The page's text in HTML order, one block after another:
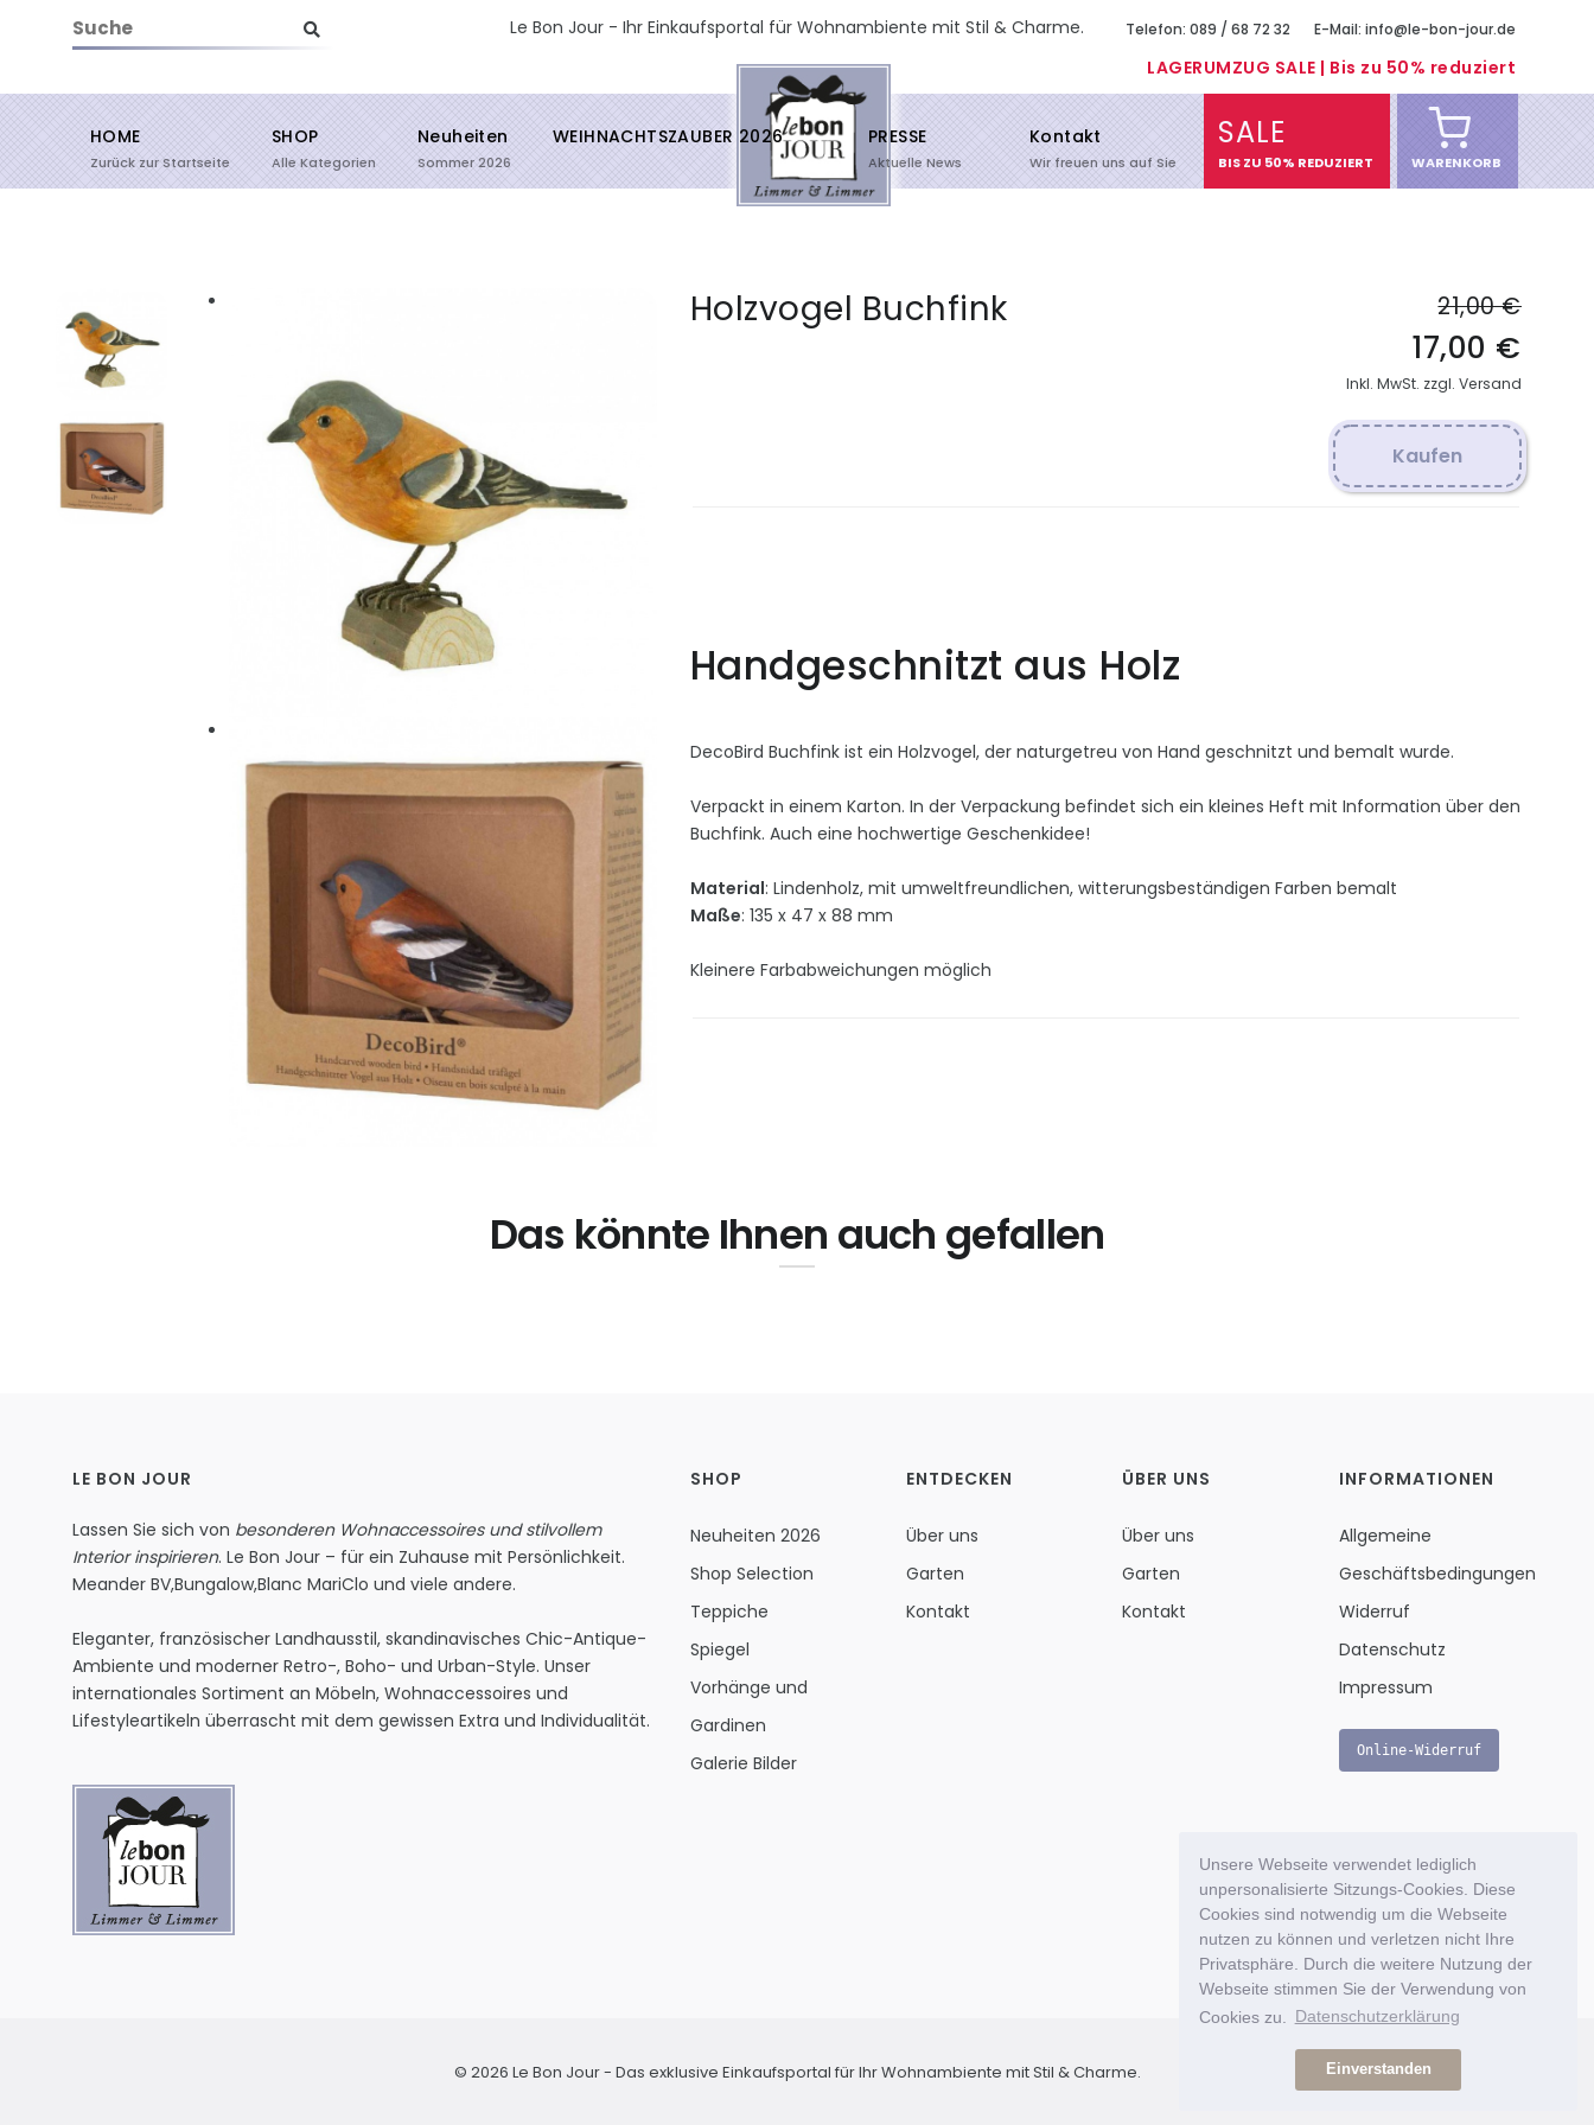
Unsere Webseite verwendet lediglich
unpersonalisierte Sitzungs-Cookies. Diese
Cookies sind notwendig um die Webseite
nutzen zu können und verletzen nicht Ihre
Privatsphäre. Durch die weitere Nutzung der
Webseite stimmen Sie der Verwendung von
Cookies zu.
Datenschutzerklärung
Einverstanden
Le Bon Jour - Ihr Einkaufsportal für Wohnambiente mit Stil & Charme.
Suche starten
Telefon: 089 / 68 72 32 E-Mail: info@le-bon-jour.de
LAGERUMZUG SALE | Bis zu 50% reduziert
HOME
Zurück zur Startseite
SHOP
Alle Kategorien
Neuheiten
Sommer 2026
WEIHNACHTSZAUBER 2026 PRESSE
Aktuelle News
Kontakt
Wir freuen uns auf Sie
SALE
BIS ZU 50% REDUZIERT WARENKORB
Holzvogel Buchfink 21,00 €
17,00 €
Inkl. MwSt. zzgl. Versand
Kaufen
Handgeschnitzt aus Holz
DecoBird Buchfink ist ein Holzvogel, der naturgetreu von Hand geschnitzt und bemalt wurde.
Verpackt in einem Karton. In der Verpackung befindet sich ein kleines Heft mit Information über den
Buchfink. Auch eine hochwertige Geschenkidee!
Material: Lindenholz, mit umweltfreundlichen, witterungsbeständigen Farben bemalt
Maße: 135 x 47 x 88 mm
Kleinere Farbabweichungen möglich
Das könnte Ihnen auch gefallen
LE BON JOUR
Lassen Sie sich von besonderen Wohnaccessoires und stilvollem
Interior inspirieren. Le Bon Jour – für ein Zuhause mit Persönlichkeit.
Meander BV,Bungalow,Blanc MariClo und viele andere.
Eleganter, französischer Landhausstil, skandinavisches Chic-Antique-
Ambiente und moderner Retro-, Boho- und Urban-Style. Unser
internationales Sortiment an Möbeln, Wohnaccessoires und
Lifestyleartikeln überrascht mit dem gewissen Extra und Individualität.
SHOP
Neuheiten 2026
Shop Selection
Teppiche
Spiegel
Vorhänge und
Gardinen
Galerie Bilder
ENTDECKEN
Über uns
Garten
Kontakt
ÜBER UNS
Über uns
Garten
Kontakt
INFORMATIONEN
Allgemeine
Geschäftsbedingungen
Widerruf
Datenschutz
Impressum
Online-Widerruf
© 2026 Le Bon Jour - Das exklusive Einkaufsportal für Ihr Wohnambiente mit Stil & Charme.